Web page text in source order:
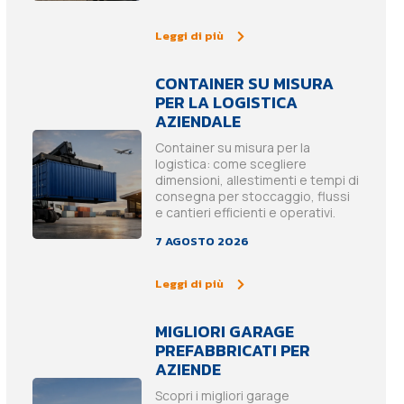
Leggi di più
CONTAINER SU MISURA
PER LA LOGISTICA
AZIENDALE
Container su misura per la
logistica: come scegliere
dimensioni, allestimenti e tempi di
consegna per stoccaggio, flussi
e cantieri efficienti e operativi.
7 AGOSTO 2026
Leggi di più
MIGLIORI GARAGE
PREFABBRICATI PER
AZIENDE
Scopri i migliori garage